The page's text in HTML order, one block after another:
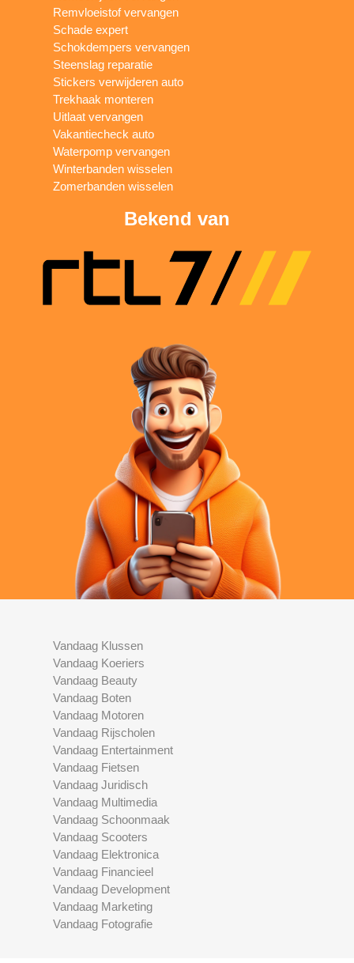
Remvloeistof vervangen
Schade expert
Schokdempers vervangen
Steenslag reparatie
Stickers verwijderen auto
Trekhaak monteren
Uitlaat vervangen
Vakantiecheck auto
Waterpomp vervangen
Winterbanden wisselen
Zomerbanden wisselen
Bekend van
Vandaag Klussen
Vandaag Koeriers
Vandaag Beauty
Vandaag Boten
Vandaag Motoren
Vandaag Rijscholen
Vandaag Entertainment
Vandaag Fietsen
Vandaag Juridisch
Vandaag Multimedia
Vandaag Schoonmaak
Vandaag Scooters
Vandaag Elektronica
Vandaag Financieel
Vandaag Development
Vandaag Marketing
Vandaag Fotografie